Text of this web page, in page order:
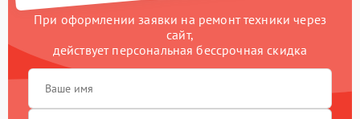
При оформлении заявки на ремонт техники через
сайт,
действует персональная бессрочная скидка